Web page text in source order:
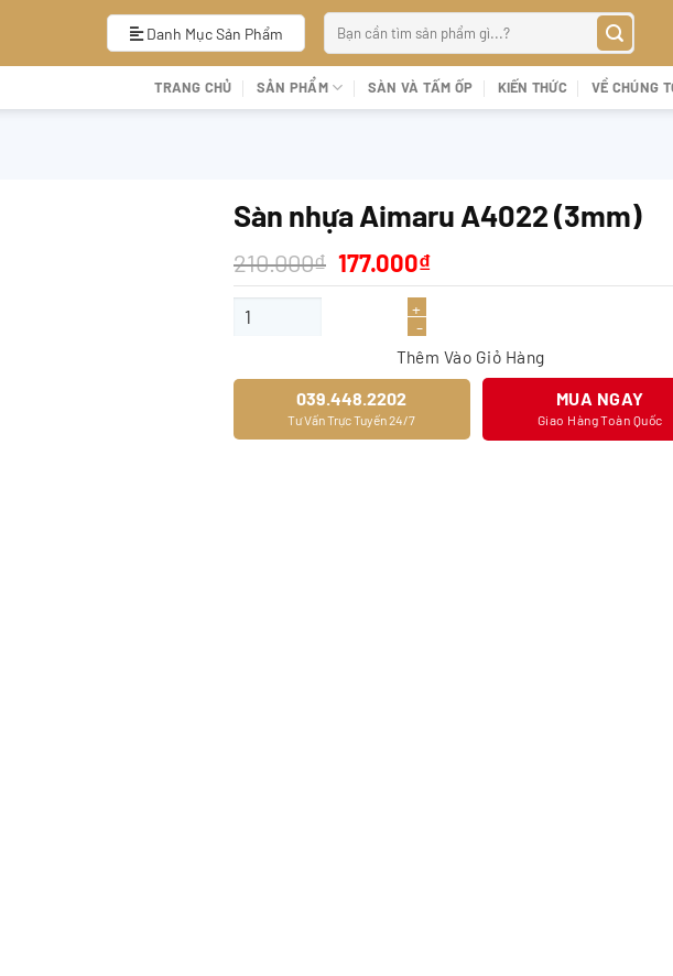
Danh Mục Sản Phẩm
kiếm:
TRANG CHỦ SẢN PHẨM SÀN VÀ TẤM ỐP KIẾN THỨC VỀ CHÚNG
Sàn nhựa Aimaru A4022 (3mm)
210.000₫ Giá
gốc
210.000₫.
177.000₫Giá
hiện
Sàn nhựa Aimaru A4022 (3mm) số lượng
Thêm Vào Giỏ Hàng
039.448.2202
Tư Vấn Trực Tuyến 24/7
MUA NGAY
Giao Hàng Toàn Quốc